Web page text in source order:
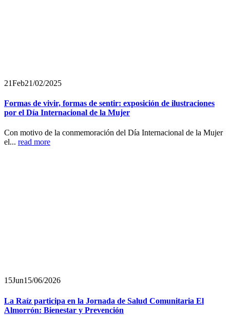
21Feb21/02/2025
Formas de vivir, formas de sentir: exposición de ilustraciones
por el Día Internacional de la Mujer
Con motivo de la conmemoración del Día Internacional de la Mujer
el... read more
15Jun15/06/2026
La Raíz participa en la Jornada de Salud Comunitaria El
Almorrón: Bienestar y Prevención